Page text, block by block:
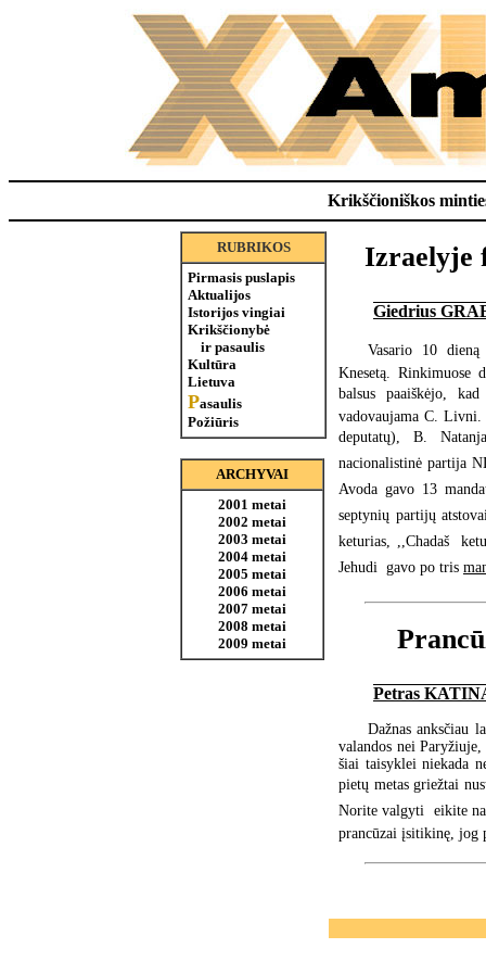
Krikščioniškos
RUBRIKOS
Pirmasis puslapis
Aktualijos
Istorijos vingiai
Krikščionybė
ir pasaulis
Kultūra
Lietuva
Pasaulis
Požiūris
ARCHYVAI
2001 metai
2002 metai
2003 metai
2004 metai
2005 metai
2006 metai
2007 metai
2008 metai
2009 metai
Izraelyje
Giedrius
Vasario 10
Knesetą. Rinkimuose
balsus paaiškėjo,
vadovaujama C. Livni.
deputatų), B.
nacionalistinė partija
Avoda gavo 13
septynių partijų
keturias, ,,Chadaš 
Jehudi  gavo po tris
Petras
Dažnas anksčiau
valandos nei
šiai taisyklei niekada
pietų metas griežtai
Norite valgyti  eikite
prancūzai įsitikinę, jog